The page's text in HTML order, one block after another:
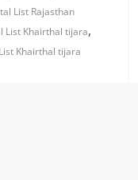
List Rajasthan
List Khairthal tijara,
Khairthal tijara